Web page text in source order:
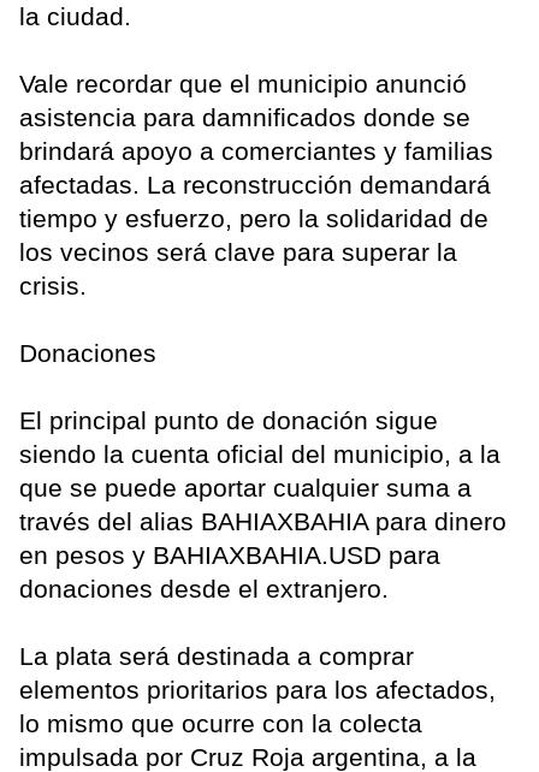
la ciudad.
Vale recordar que el municipio anunció
asistencia para damnificados donde se
brindará apoyo a comerciantes y familias
afectadas. La reconstrucción demandará
tiempo y esfuerzo, pero la solidaridad de
los vecinos será clave para superar la
crisis.
Donaciones
El principal punto de donación sigue
siendo la cuenta oficial del municipio, a la
que se puede aportar cualquier suma a
través del alias BAHIAXBAHIA para dinero
en pesos y BAHIAXBAHIA.USD para
donaciones desde el extranjero.
La plata será destinada a comprar
elementos prioritarios para los afectados,
lo mismo que ocurre con la colecta
impulsada por Cruz Roja argentina, a la